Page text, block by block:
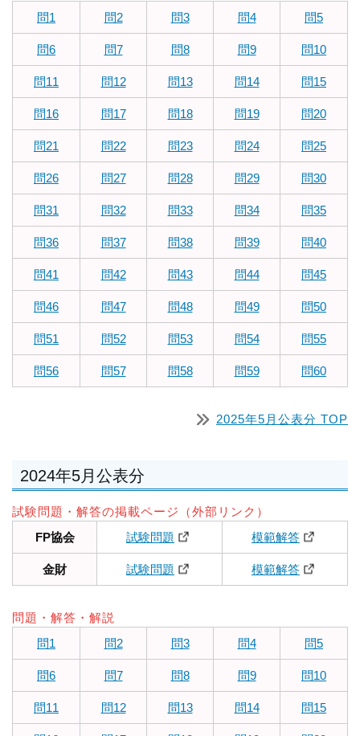
問1
問2 問3 問4 問5
問6 問7 問8 問9 問10
問11 問12 問13 問14 問15
問16 問17 問18 問19 問20
問21 問22 問23 問24 問25
問26 問27 問28 問29 問30
問31 問32 問33 問34 問35
問36 問37 問38 問39 問40
問41 問42 問43 問44 問45
問46 問47 問48 問49 問50
問51 問52 問53 問54 問55
問56 問57 問58 問59 問60
2025年5月公表分 TOP
2024年5月公表分
試験問題・解答の掲載ページ（外部リンク）
FP協会
試験問題 模範解答
金財 試験問題 模範解答
問題・解答・解説
問1
問2 問3 問4 問5
問6 問7 問8 問9 問10
問11 問12 問13 問14 問15